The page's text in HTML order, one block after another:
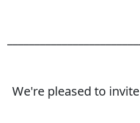
We're pleased to